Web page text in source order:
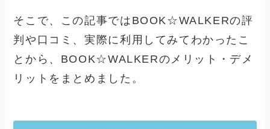
そこで、この記事ではBOOK☆WALKERの評
判や口コミ、実際に利用してみてわかったこ
とから、BOOK☆WALKERのメリット・デメ
リットをまとめました。